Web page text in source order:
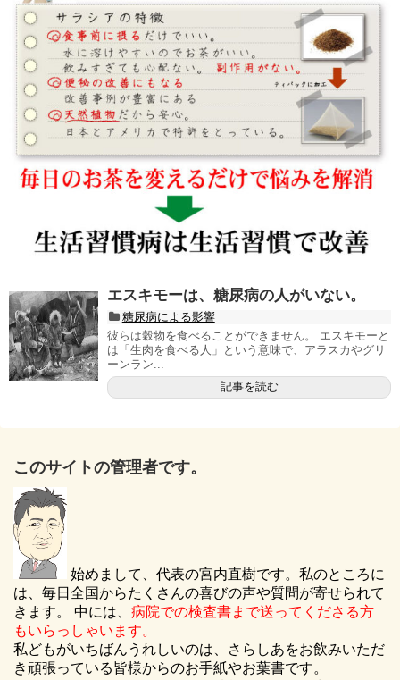
エスキモーは、糖尿病の人がいない。
糖尿病による影響
彼らは穀物を食べることができません。 エスキモーと
は「生肉を食べる人」という意味で、アラスカやグリ
ーンラン...
記事を読む
このサイトの管理者です。
始めまして、代表の宮内直樹です。私のところに
は、毎日全国からたくさんの喜びの声や質問が寄せられて
きます。 中には、 病院での検査書まで送ってくださる方
もいらっしゃいます。
私どもがいちばんうれしいのは、さらしあをお飲みいただ
き頑張っている皆様からのお手紙やお葉書です。